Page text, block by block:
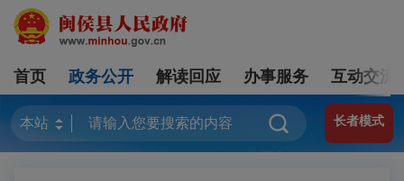
首页 政务公开 解读回应 办事服务 互动交流
长者模式